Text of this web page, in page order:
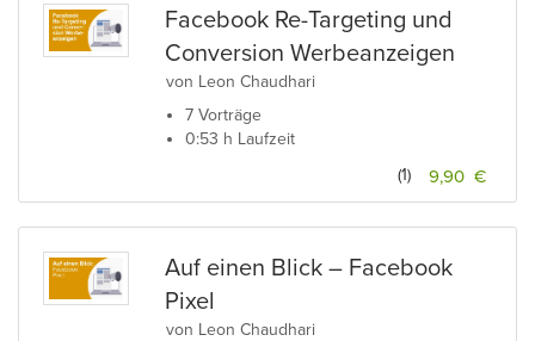
Facebook Re-Targeting und
Conversion Werbeanzeigen
von Leon Chaudhari
7 Vorträge
0:53 h Laufzeit
9,90 €
(1)
Auf einen Blick – Facebook
Pixel
von Leon Chaudhari